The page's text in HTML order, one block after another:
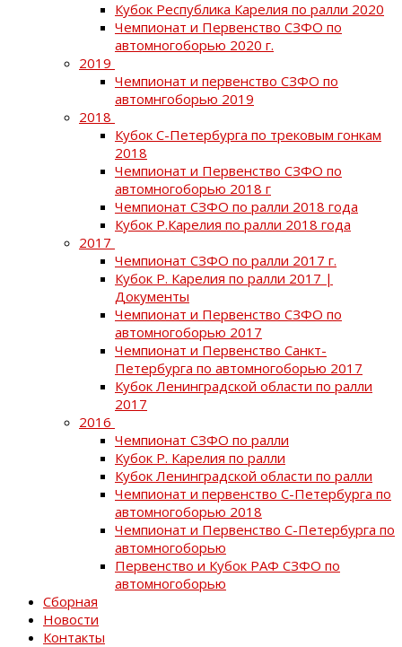
Кубок Республика Карелия по ралли 2020
Чемпионат и Первенство СЗФО по
автомногоборью 2020 г.
2019
Чемпионат и первенство СЗФО по
автомнгоборью 2019
2018
Кубок С-Петербурга по трековым гонкам
2018
Чемпионат и Первенство СЗФО по
автомногоборью 2018 г
Чемпионат СЗФО по ралли 2018 года
Кубок Р.Карелия по ралли 2018 года
2017
Чемпионат СЗФО по ралли 2017 г.
Кубок Р. Карелия по ралли 2017 |
Документы
Чемпионат и Первенство СЗФО по
автомногоборью 2017
Чемпионат и Первенство Санкт-
Петербурга по автомногоборью 2017
Кубок Ленинградской области по ралли
2017
2016
Чемпионат СЗФО по ралли
Кубок Р. Карелия по ралли
Кубок Ленинградской области по ралли
Чемпионат и первенство С-Петербурга по
автомногоборью 2018
Чемпионат и Первенство С-Петербурга по
автомногоборью
Первенство и Кубок РАФ СЗФО по
автомногоборью
Сборная
Новости
Контакты